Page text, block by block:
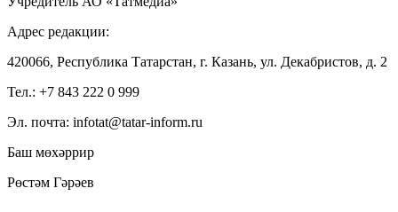
Адрес редакции:
420066, Республика Татарстан, г. Казань, ул. Декабристов, д. 2
Тел.: +7 843 222 0 999
Эл. почта: infotat@tatar-inform.ru
Баш мөхәррир
Рөстәм Гәрәев